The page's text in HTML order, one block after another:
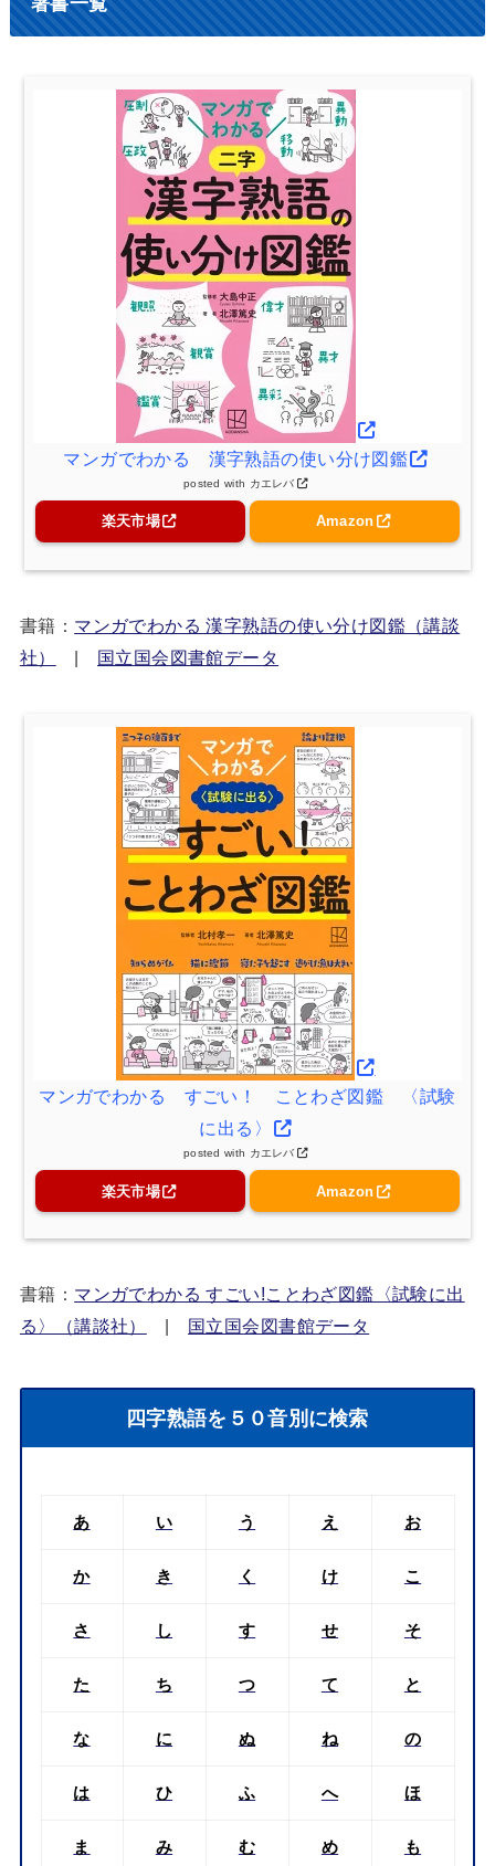
マンガでわかる 漢字熟語の使い分け図鑑
posted with カエレバ
楽天市場 Amazon
書籍： マンガでわかる 漢字熟語の使い分け図鑑（講談
社）
| 国立国会図書館データ
マンガでわかる すごい！ ことわざ図鑑 〈試験
に出る〉
posted with カエレバ
楽天市場 Amazon
書籍： マンガでわかる すごい!ことわざ図鑑〈試験に出
る〉（講談社）
| 国立国会図書館データ
四字熟語を５０音別に検索
あ い う え お
か き く け こ
さ し す せ そ
た ち つ て と
な に ぬ ね の
は ひ ふ へ ほ
ま み む め も